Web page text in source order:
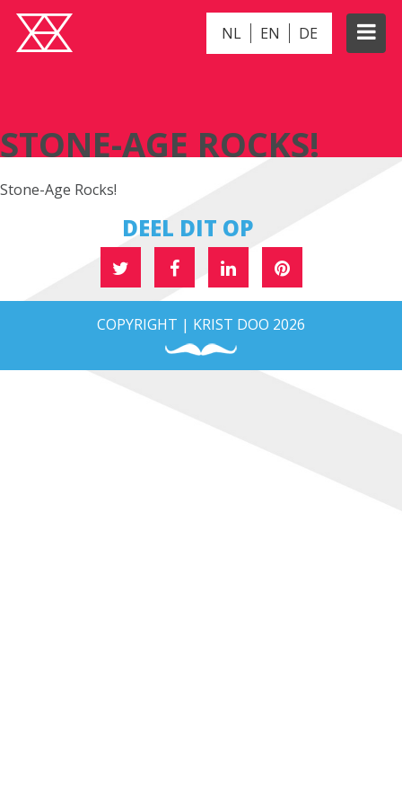
NL EN DE
STONE-AGE ROCKS!
Stone-Age Rocks!
DEEL DIT OP
COPYRIGHT | KRIST DOO 2026